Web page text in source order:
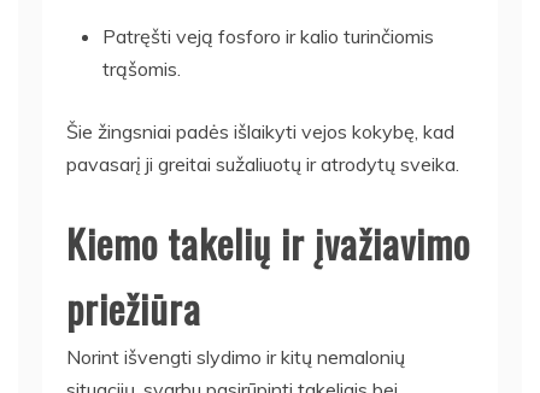
Patręšti veją fosforo ir kalio turinčiomis
trąšomis.
Šie žingsniai padės išlaikyti vejos kokybę, kad
pavasarį ji greitai sužaliuotų ir atrodytų sveika.
Kiemo takelių ir įvažiavimo
priežiūra
Norint išvengti slydimo ir kitų nemalonių